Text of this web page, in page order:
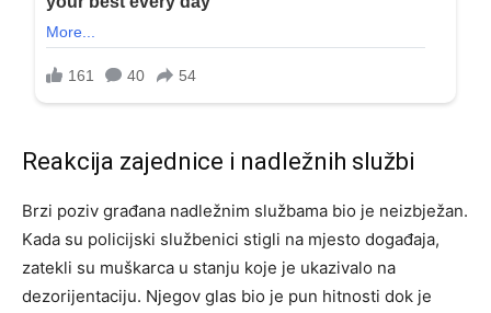
Reakcija zajednice i nadležnih službi
Brzi poziv građana nadležnim službama bio je neizbježan.
Kada su policijski službenici stigli na mjesto događaja,
zatekli su muškarca u stanju koje je ukazivalo na
dezorijentaciju. Njegov glas bio je pun hitnosti dok je